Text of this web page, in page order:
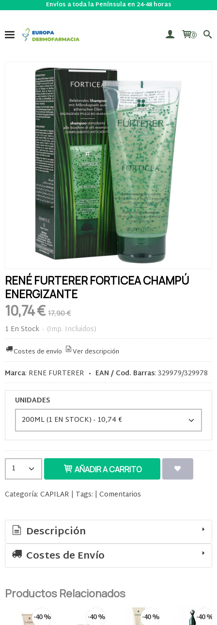
Envíos a toda la Península en 24-48 horas
0
RENÉ FURTERER FORTICEA CHAMPÚ
ENERGIZANTE
10,74 € 17,90 €
1 En Stock - (Imp. Incluidos)
Costes de envío Ver descripción
Marca: RENE FURTERER • EAN / Cod. Barras: 329979/329978
UNIDADES
AÑADIR A CARRITO
Categoría: CAPILAR | Tags: | Comentarios
Descripción
Costes de Envío
Productos Relacionados
-40 % -40 % -40 % -40 %